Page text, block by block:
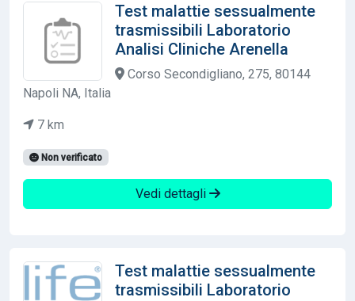
Test malattie sessualmente
trasmissibili Laboratorio
Analisi Cliniche Arenella
Corso Secondigliano, 275, 80144
Napoli NA, Italia
7 km
Non verificato
Vedi dettagli
Test malattie sessualmente
trasmissibili Laboratorio